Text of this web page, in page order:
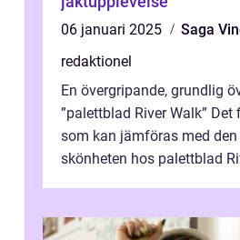
06 januari 2025
Saga
redaktionel
En övergripande, grundlig
”palettblad River Walk”
som kan jämföras med
skönheten hos palettblad